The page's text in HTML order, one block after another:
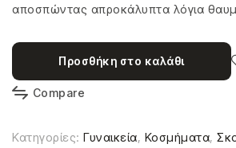
αποσπώντας απροκάλυπτα λόγια
Προσθήκη στο καλάθι
Compare
Κατηγορίες: Γυναικεία, Κοσμήματα,